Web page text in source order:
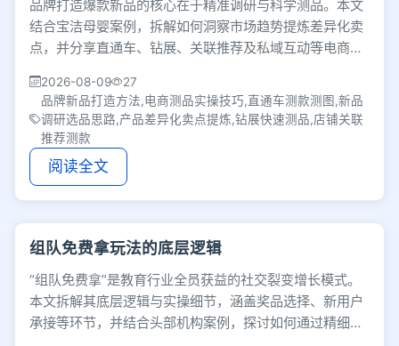
品牌打造爆款新品的核心在于精准调研与科学测品。本文
结合宝洁母婴案例，拆解如何洞察市场趋势提炼差异化卖
点，并分享直通车、钻展、关联推荐及私域互动等电商测
2026-08-09
27
品牌新品打造方法,电商测品实操技巧,直通车测款测图,新品
调研选品思路,产品差异化卖点提炼,钻展快速测品,店铺关联
推荐测款
阅读全文
组队免费拿玩法的底层逻辑
“组队免费拿”是教育行业全员获益的社交裂变增长模式。
本文拆解其底层逻辑与实操细节，涵盖奖品选择、新用户
承接等环节，并结合头部机构案例，探讨如何通过精细化